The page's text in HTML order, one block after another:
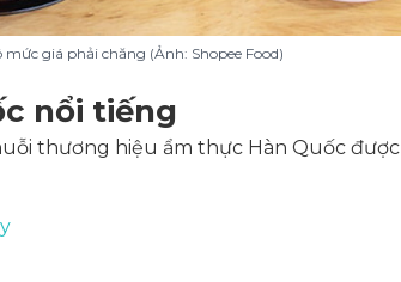
giá phải chăng (Ảnh: Shopee Food)
nổi tiếng
thương hiệu ẩm thực Hàn Quốc được